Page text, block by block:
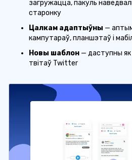
загружацца, пакуль
старонку
Цалкам адаптыўны —
кампутараў, планшэтаў і
Новы шаблон — даступны як
твітаў Twitter